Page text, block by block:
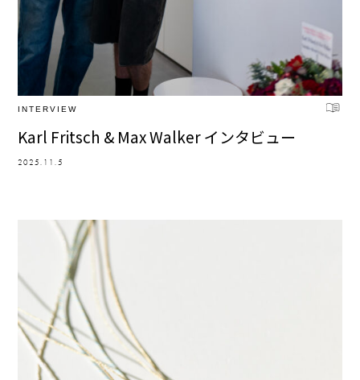
INTERVIEW
Karl Fritsch & Max Walker インタビュー
2025.11.5